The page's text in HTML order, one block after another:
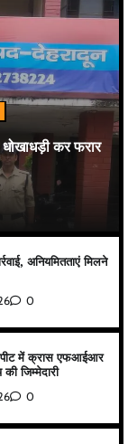
कर फरार
अनियमितताएं मिलने
0
में क्रास एफआईआर
जिम्मेदारी
0